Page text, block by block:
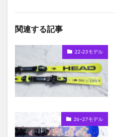
関連する記事
22-23モデル
26ｰ27モデル